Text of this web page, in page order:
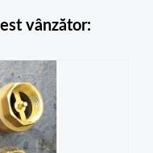
vânzător: